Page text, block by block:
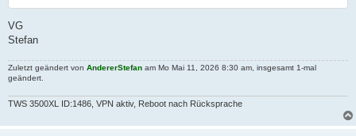
VG
Stefan
Zuletzt geändert von AndererStefan am Mo Mai 11, 2026 8:30 am, insgesamt 1-mal
geändert.
TWS 3500XL ID:1486, VPN aktiv, Reboot nach Rücksprache